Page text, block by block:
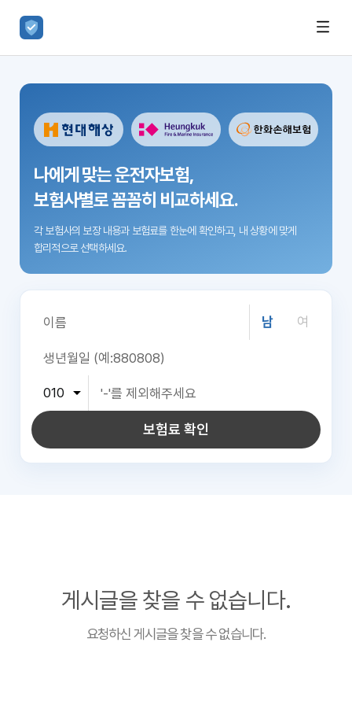
나에게 맞는 운전자보험,
보험사별로 꼼꼼히 비교하세요.
각 보험사의 보장 내용과 보험료를 한눈에 확인하고, 내 상황에 맞게
합리적으로 선택하세요.
남 여
보험료 확인
게시글을 찾을 수 없습니다.
요청하신 게시글을 찾을 수 없습니다.